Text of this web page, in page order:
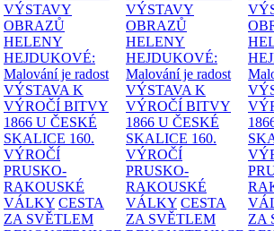
VÝSTAVY
OBRAZŮ
HELENY
HEJDUKOVÉ:
Malování je radost
VÝSTAVA K
VÝROČÍ BITVY
1866 U ČESKÉ
SKALICE 160.
VÝROČÍ
PRUSKO-
RAKOUSKÉ
VÁLKY CESTA
ZA SVĚTLEM
VÝSTAVY
OBRAZŮ
HELENY
HEJDUKOVÉ:
Malování je radost
VÝSTAVA K
VÝROČÍ BITVY
1866 U ČESKÉ
SKALICE 160.
VÝROČÍ
PRUSKO-
RAKOUSKÉ
VÁLKY CESTA
ZA SVĚTLEM
ZA